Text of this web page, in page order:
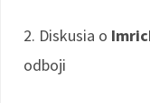
2. Diskusia o
odboji